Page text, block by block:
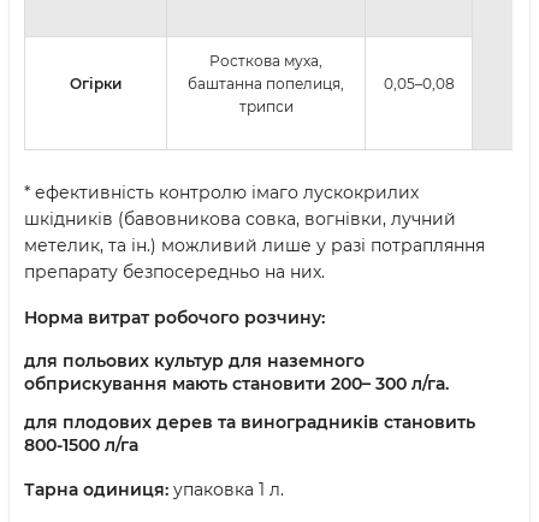
Огірки
Росткова муха,
баштанна попелиця,
трипси
0,05–0,08
* ефективність контролю імаго лускокрилих
шкідників (бавовникова совка, вогнівки, лучний
метелик, та ін.) можливий лише у разі потрапляння
препарату безпосередньо на них.
Норма витрат робочого розчину:
для польових культур для наземного
обприскування мають становити 200– 300 л/га.
для плодових дерев та виноградників становить
800-1500 л/га
Тарна одиниця: упаковка 1 л.